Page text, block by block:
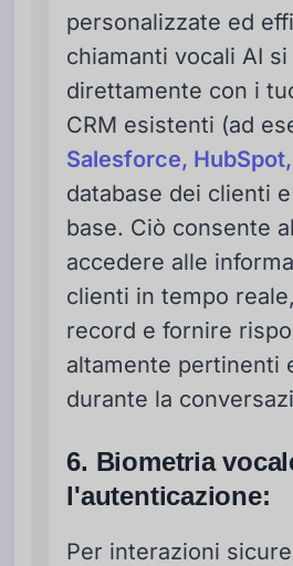
personalizzate ed
chiamanti vocali AI
direttamente con i
CRM esistenti (ad
Salesforce,
database dei clienti
base. Ciò consente
accedere alle
clienti in tempo
record e fornire
altamente pertinenti
durante la
6. Biometria
l'autenticazione:
Per interazioni